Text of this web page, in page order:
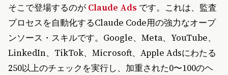
そこで登場するのが Claude Ads です。これは、監査
プロセスを自動化するClaude Code用の強力なオープ
ンソース・スキルです。Google、Meta、YouTube、
LinkedIn、TikTok、Microsoft、Apple Adsにわたる
250以上のチェックを実行し、加重された0〜100のヘ